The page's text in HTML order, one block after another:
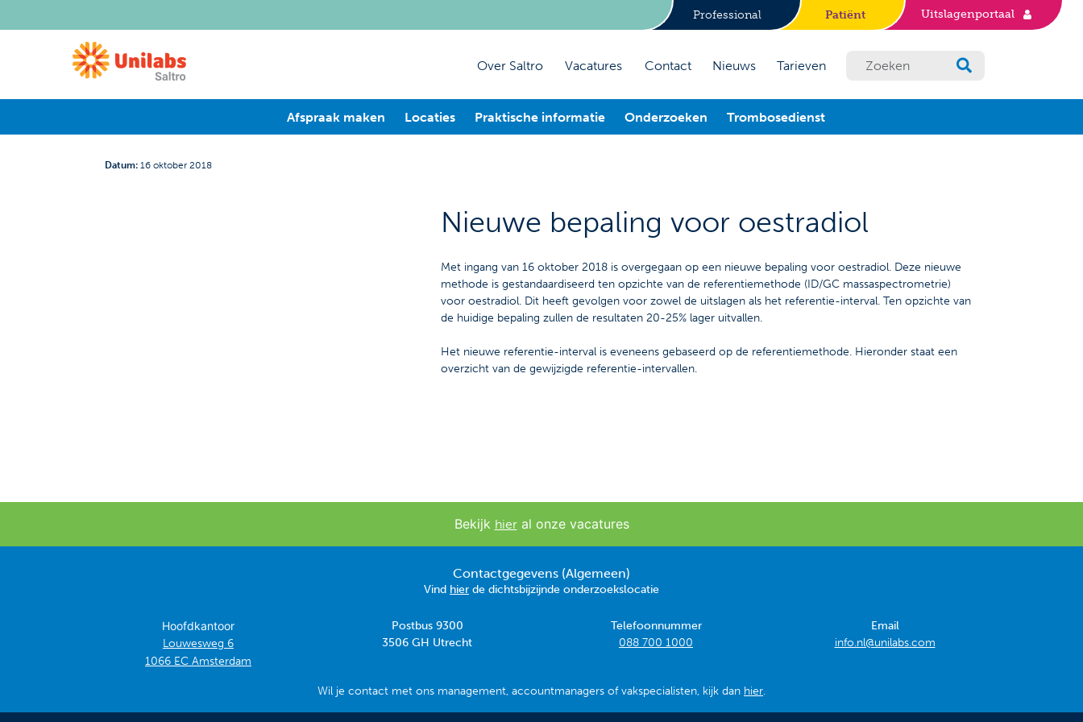
Professional Patiënt Uitslagenportaal
Over Saltro Vacatures Contact Nieuws Tarieven
Afspraak maken Locaties Praktische informatie Onderzoeken Trombosedienst
Datum: 16 oktober 2018
Nieuwe bepaling voor oestradiol
Met ingang van 16 oktober 2018 is overgegaan op een nieuwe bepaling voor oestradiol. Deze nieuwe
methode is gestandaardiseerd ten opzichte van de referentiemethode (ID/GC massaspectrometrie)
voor oestradiol. Dit heeft gevolgen voor zowel de uitslagen als het referentie-interval. Ten opzichte van
de huidige bepaling zullen de resultaten 20-25% lager uitvallen.
Het nieuwe referentie-interval is eveneens gebaseerd op de referentiemethode. Hieronder staat een
overzicht van de gewijzigde referentie-intervallen.
Bekijk hieral onze vacatures
Contactgegevens (Algemeen)
Vind hier de dichtsbijzijnde onderzoekslocatie
Hoofdkantoor
Louwesweg 6
1066 EC Amsterdam
Postbus 9300
3506 GH Utrecht
Telefoonnummer
088 700 1000
Email
info.nl@unilabs.com
Wil je contact met ons management, accountmanagers of vakspecialisten, kijk dan hier.